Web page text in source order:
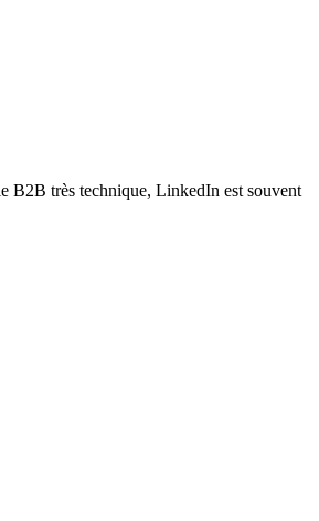
B2B très technique, LinkedIn est souvent